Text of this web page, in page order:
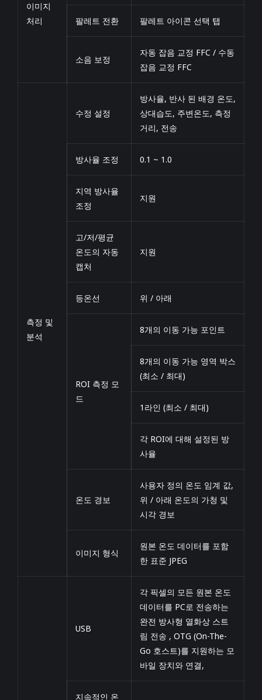
이미지
처리
팔레트 전환 팔레트 아이콘 선택 탭
소음 보정
자동 잡음 교정 FFC / 수동
잡음 교정 FFC
측정 및
분석
수정 설정
방사율, 반사 된 배경 온도,
상대습도, 주변온도, 측정
거리, 전송
방사율 조정 0.1 ~ 1.0
지역 방사율
조정
지원
고/저/평균
온도의 자동
캡처
지원
등온선 위 / 아래
ROI 측정 모
드
8개의 이동 가능 포인트
8개의 이동 가능 영역 박스
(최소 / 최대)
1라인 (최소 / 최대)
각 ROI에 대해 설정된 방
사율
온도 경보
사용자 정의 온도 임계 값,
위 / 아래 온도의 가청 및
시각 경보
이미지 형식
원본 온도 데이터를 포함
한 표준 JPEG
USB
각 픽셀의 모든 원본 온도
데이터를 PC로 전송하는
완전 방사형 열화상 스트
림 전송 , OTG (On-The-
Go 호스트)를 지원하는 모
바일 장치와 연결,
지속적인 온